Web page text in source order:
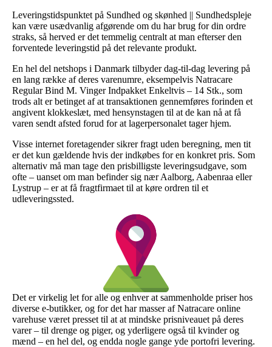
Leveringstidspunktet på Sundhed og skønhed || Sundhedspleje
kan være usædvanlig afgørende om du har brug for din ordre
straks, så herved er det temmelig centralt at man efterser den
forventede leveringstid på det relevante produkt.
En hel del netshops i Danmark tilbyder dag-til-dag levering på
en lang række af deres varenumre, eksempelvis Natracare
Regular Bind M. Vinger Indpakket Enkeltvis – 14 Stk., som
trods alt er betinget af at transaktionen gennemføres forinden et
angivent klokkeslæt, med hensynstagen til at de kan nå at få
varen sendt afsted forud for at lagerpersonalet tager hjem.
Visse internet foretagender sikrer fragt uden beregning, men tit
er det kun gældende hvis der indkøbes for en konkret pris. Som
alternativ må man tage den prisbilligste leveringsudgave, som
ofte – uanset om man befinder sig nær Aalborg, Aabenraa eller
Lystrup – er at få fragtfirmaet til at køre ordren til et
udleveringssted.
Det er virkelig let for alle og enhver at sammenholde priser hos
diverse e-butikker, og for det har masser af Natracare online
varehuse været presset til at at mindske prisniveauet på deres
varer – til drenge og piger, og yderligere også til kvinder og
mænd – en hel del, og endda nogle gange yde portofri levering.